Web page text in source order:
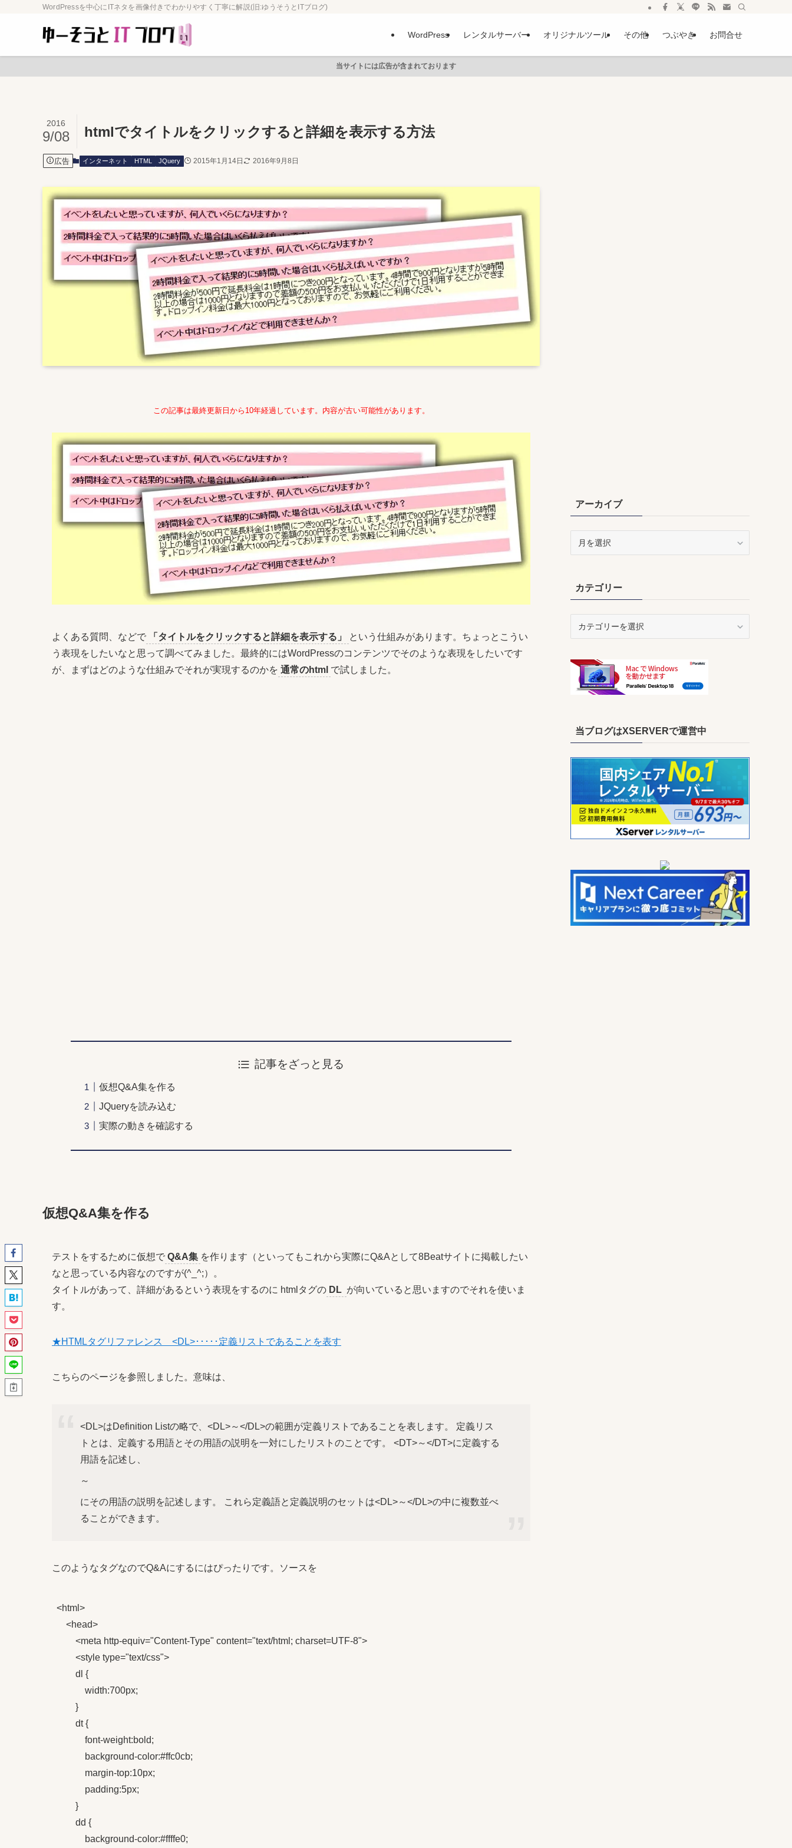
WordPressを中心にITネタを画像付きでわかりやすく丁寧に解説(旧:ゆうそうとITブログ)
WordPress レンタルサーバー オリジナルツール その他 つぶやき お問合せ
当サイトには広告が含まれております
htmlでタイトルをクリックすると詳細を表示する方法
2016
9/08
広告 インターネット HTML JQuery 2015年1月14日 2016年9月8日
この記事は最終更新日から10年経過しています。内容が古い可能性があります。
よくある質問、などで 「タイトルをクリックすると詳細を表示する」
という仕組みがあります。ちょっとこうい
う表現をしたいなと思って調べてみました。最終的にはWordPressのコンテンツでそのような表現をしたいです
が、まずはどのような仕組みでそれが実現するのかを 通常のhtml で試しました。
記事をざっと見る
仮想Q&A集を作る
JQueryを読み込む
実際の動きを確認する
仮想Q&A集を作る
テストをするために仮想で Q&A集 を作ります（といってもこれから実際にQ&Aとして8Beatサイトに掲載したい
なと思っている内容なのですが(^_^;）。
タイトルがあって、詳細があるという表現をするのに htmlタグの DL が向いていると思いますのでそれを使いま
す。
★HTMLタグリファレンス <DL>･････定義リストであることを表す
こちらのページを参照しました。意味は、
<DL>はDefinition Listの略で、<DL>～</DL>の範囲が定義リストであることを表します。 定義リス
トとは、定義する用語とその用語の説明を一対にしたリストのことです。 <DT>～</DT>に定義する
用語を記述し、
～
にその用語の説明を記述します。 これら定義語と定義説明のセットは<DL>～</DL>の中に複数並べ
ることができます。
このようなタグなのでQ&Aにするにはぴったりです。ソースを
<html>
    <head>
        <meta http-equiv="Content-Type" content="text/html; charset=UTF-8">
        <style type="text/css">
        dl {
            width:700px;
        }
        dt {
            font-weight:bold;
            background-color:#ffc0cb;
            margin-top:10px;
            padding:5px;
        }
        dd {
            background-color:#ffffe0;
アーカイブ
ブカテゴリー
リ
当ブログはXSERVERで運営中